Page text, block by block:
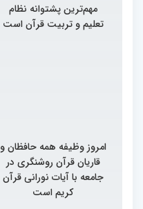
مهم‌ترین پشتوانه نظام
تعلیم و تربیت قرآن است
امروز وظیفه همه حافظان و
قاریان قرآن روشنگری در
جامعه با آیات نورانی قرآن
کریم است